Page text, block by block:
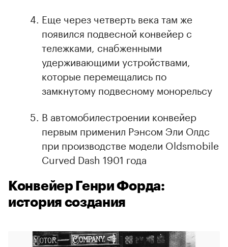
Еще через четверть века там же
появился подвесной конвейер с
тележками, снабженными
удерживающими устройствами,
которые перемещались по
замкнутому подвесному монорельсу
В автомобилестроении конвейер
первым применил Рэнсом Эли Олдс
при производстве модели Oldsmobile
Curved Dash 1901 года
Конвейер Генри Форда:
история создания